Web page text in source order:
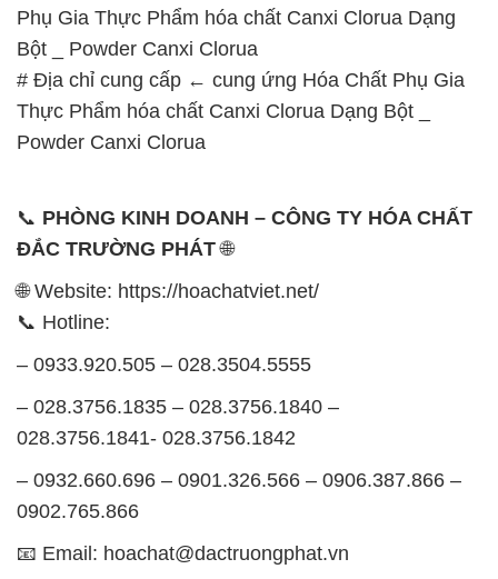
Phụ Gia Thực Phẩm hóa chất Canxi Clorua Dạng
Bột _ Powder Canxi Clorua
# Địa chỉ cung cấp ← cung ứng Hóa Chất Phụ Gia
Thực Phẩm hóa chất Canxi Clorua Dạng Bột _
Powder Canxi Clorua
📞 PHÒNG KINH DOANH – CÔNG TY HÓA CHẤT
ĐẮC TRƯỜNG PHÁT🌐
🌐 Website: https://hoachatviet.net/
📞 Hotline:
– 0933.920.505 – 028.3504.5555
– 028.3756.1835 – 028.3756.1840 –
028.3756.1841- 028.3756.1842
– 0932.660.696 – 0901.326.566 – 0906.387.866 –
0902.765.866
📧 Email: hoachat@dactruongphat.vn